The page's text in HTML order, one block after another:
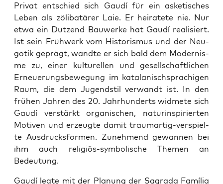
Pri­vat ent­schied sich Gau­dí für ein aske­ti­sches
Leben als zöli­ba­t­ä­rer Laie. Er hei­ra­te­te nie. Nur
etwa ein Dut­zend Bau­wer­ke hat Gau­dí rea­li­siert.
Ist sein Früh­werk vom His­to­ris­mus und der Neu­
go­tik geprägt, wand­te er sich bald dem Moder­nis­
me zu, einer kul­tu­rel­len und gesell­schaft­li­chen
Erneue­rungs­be­we­gung im kata­la­nisch­spra­chi­gen
Raum, die dem Jugend­stil ver­wandt ist. In den
frü­hen Jah­ren des 20. Jahr­hun­derts wid­me­te sich
Gau­dí ver­stärkt orga­ni­schen, ­natu­r­in­spi­rier­ten
Moti­ven und erzeug­te damit traum­ar­tig-­ver­spiel­
te Aus­drucks­for­men. Zuneh­mend gewan­nen bei
ihm auch reli­gi­ös-sym­bo­li­sche The­men an
Bedeutung.
Gau­dí leg­te mit der Pla­nung der Sagra­da Famí­lia